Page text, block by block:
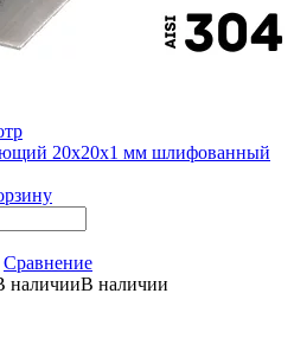
20х20х1 мм шлифованный
Сравнение
В наличии